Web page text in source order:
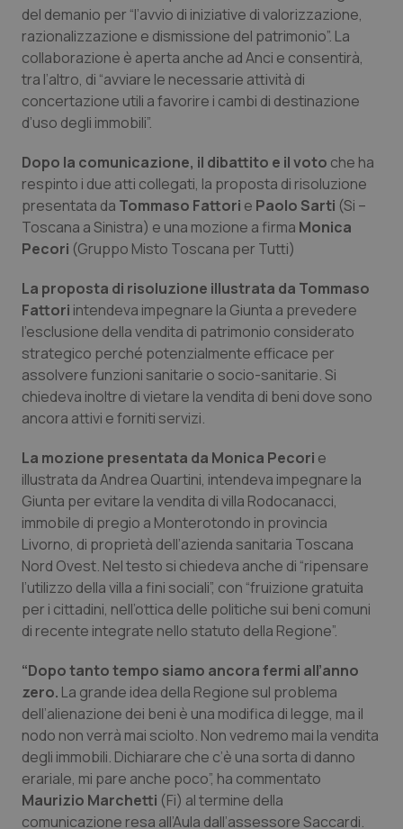
del demanio per “l’avvio di iniziative di valorizzazione,
razionalizzazione e dismissione del patrimonio”. La
collaborazione è aperta anche ad Anci e consentirà,
tra l’altro, di “avviare le necessarie attività di
concertazione utili a favorire i cambi di destinazione
d’uso degli immobili”.
Dopo la comunicazione, il dibattito e ilvoto che ha
respinto i due atti collegati, la proposta di risoluzione
presentata da Tommaso Fattori e Paolo Sarti (Si –
Toscana a Sinistra) e una mozione a firma Monica
Pecori (Gruppo Misto Toscana per Tutti)
La proposta di risoluzione illustrata da Tommaso
Fattori intendeva impegnare la Giunta a prevedere
l’esclusione della vendita di patrimonio considerato
strategico perché potenzialmente efficace per
assolvere funzioni sanitarie o socio-sanitarie. Si
chiedeva inoltre di vietare la vendita di beni dove sono
ancora attivi e forniti servizi.
La mozione presentata da Monica Pecori e
illustrata da Andrea Quartini, intendeva impegnare la
Giunta per evitare la vendita di villa Rodocanacci,
immobile di pregio a Monterotondo in provincia
Livorno, di proprietà dell’azienda sanitaria Toscana
Nord Ovest. Nel testo si chiedeva anche di “ripensare
l’utilizzo della villa a fini sociali”, con “fruizione gratuita
per i cittadini, nell’ottica delle politiche sui beni comuni
di recente integrate nello statuto della Regione”.
“Dopo tanto tempo siamo ancora fermi all’anno
zero. La grande idea della Regione sul problema
dell’alienazione dei beni è una modifica di legge, ma il
nodo non verrà mai sciolto. Non vedremo mai la vendita
degli immobili. Dichiarare che c’è una sorta di danno
erariale, mi pare anche poco”, ha commentato
Maurizio Marchetti (Fi) al termine della
comunicazione resa all’Aula dall’assessore Saccardi.